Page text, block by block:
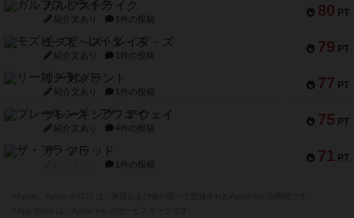
80 PT
ガルフストライク
紹介文あり 1件の投稿
79 PT
モズビ－ズ・レイダ－ズ
紹介文あり 1件の投稿
77 PT
リー対グラント
紹介文あり 1件の投稿
75 PT
ブレーキング・アウェイ
紹介文あり 4件の投稿
71 PT
ザ・フラッド
1件の投稿